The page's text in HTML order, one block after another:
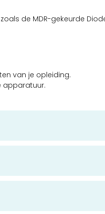
de MDR-gekeurde
van je opleiding.
apparatuur.